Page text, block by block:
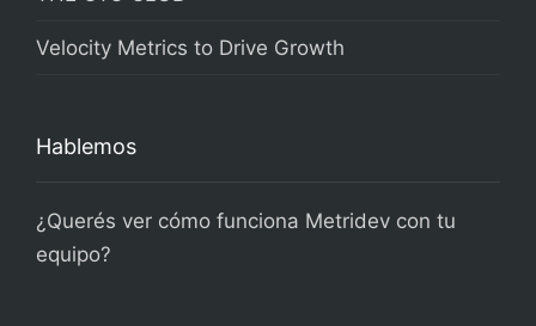
Velocity Metrics to Drive Growth
Hablemos
¿Querés ver cómo funciona Metridev con tu
equipo?